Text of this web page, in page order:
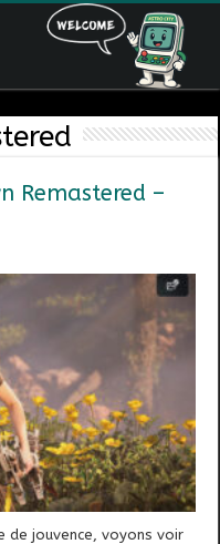
Remastered –
de jouvence, voyons voir